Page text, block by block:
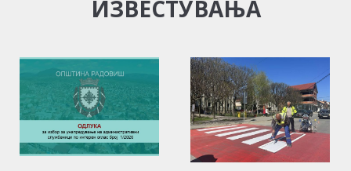
ИЗВЕСТУВАЊА